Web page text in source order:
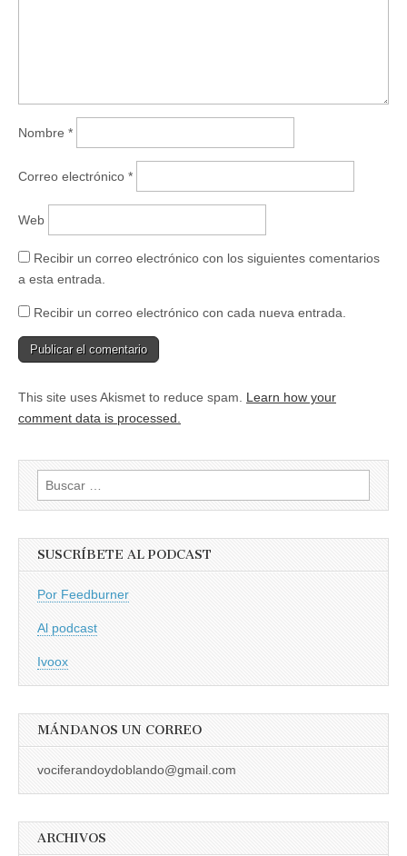
Nombre *
Correo electrónico *
Web
Recibir un correo electrónico con los siguientes comentarios
a esta entrada.
Recibir un correo electrónico con cada nueva entrada.
This site uses Akismet to reduce spam. Learn how your
comment data is processed.
Buscar:
SUSCRÍBETE AL PODCAST
Por Feedburner
Al podcast
Ivoox
MÁNDANOS UN CORREO
vociferandoydoblando@gmail.com
ARCHIVOS